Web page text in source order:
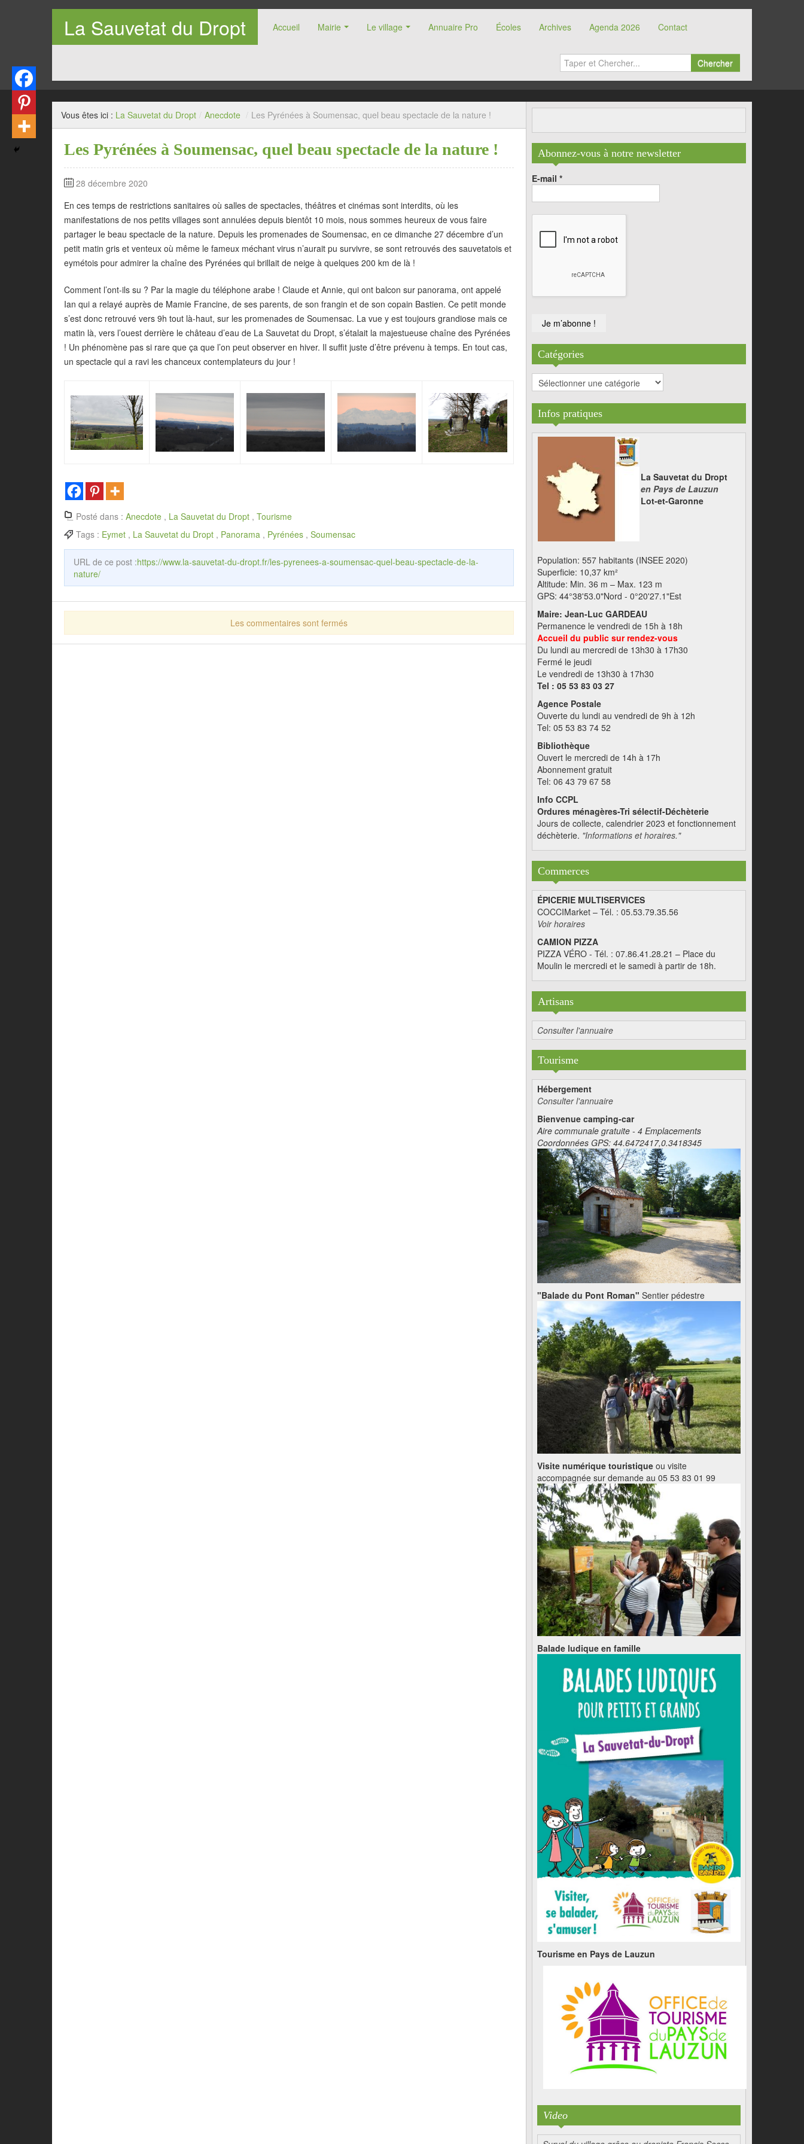
La Sauvetat du Dropt Accueil Mairie Le village Annuaire Pro Écoles Archives Agenda 2026 Contact
Chercher
Vous êtes ici : La Sauvetat du Dropt / Anecdote / Les Pyrénées à Soumensac, quel beau spectacle de la nature !
Les Pyrénées à Soumensac, quel beau spectacle de la nature !
28 décembre 2020
En ces temps de restrictions sanitaires où salles de spectacles, théâtres et cinémas sont interdits, où les
manifestations de nos petits villages sont annulées depuis bientôt 10 mois, nous sommes heureux de vous faire
partager le beau spectacle de la nature. Depuis les promenades de Soumensac, en ce dimanche 27 décembre d’un
petit matin gris et venteux où même le fameux méchant virus n’aurait pu survivre, se sont retrouvés des sauvetatois et
eymétois pour admirer la chaîne des Pyrénées qui brillait de neige à quelques 200 km de là !
Comment l’ont-ils su ? Par la magie du téléphone arabe ! Claude et Annie, qui ont balcon sur panorama, ont appelé
Ian qui a relayé auprès de Mamie Francine, de ses parents, de son frangin et de son copain Bastien. Ce petit monde
s’est donc retrouvé vers 9h tout là-haut, sur les promenades de Soumensac. La vue y est toujours grandiose mais ce
matin là, vers l’ouest derrière le château d’eau de La Sauvetat du Dropt, s’étalait la majestueuse chaîne des Pyrénées
! Un phénomène pas si rare que ça que l’on peut observer en hiver. Il suffit juste d’être prévenu à temps. En tout cas,
un spectacle qui a ravi les chanceux contemplateurs du jour !
Posté dans : Anecdote , La Sauvetat du Dropt , Tourisme
Tags : Eymet , La Sauvetat du Dropt , Panorama , Pyrénées , Soumensac
URL de ce post :https://www.la-sauvetat-du-dropt.fr/les-pyrenees-a-soumensac-quel-beau-spectacle-de-la-
nature/
Les commentaires sont fermés
Abonnez-vous à notre newsletter
E-mail *
Catégories
Catégories
Infos pratiques
La Sauvetat du Dropt
en Pays de Lauzun
Lot-et-Garonne
Population: 557 habitants (INSEE 2020)
Superficie: 10,37 km²
Altitude: Min. 36 m – Max. 123 m
GPS: 44°38'53.0"Nord - 0°20'27.1"Est
Maire: Jean-Luc GARDEAU
Permanence le vendredi de 15h à 18h
Accueil du public sur rendez-vous
Du lundi au mercredi de 13h30 à 17h30
Fermé le jeudi
Le vendredi de 13h30 à 17h30
Tel : 05 53 83 03 27
Agence Postale
Ouverte du lundi au vendredi de 9h à 12h
Tel: 05 53 83 74 52
Bibliothèque
Ouvert le mercredi de 14h à 17h
Abonnement gratuit
Tel: 06 43 79 67 58
Info CCPL
Ordures ménagères-Tri sélectif-Déchèterie
Jours de collecte, calendrier 2023 et fonctionnement
déchèterie. "Informations et horaires."
Commerces
ÉPICERIE MULTISERVICES
COCCIMarket – Tél. : 05.53.79.35.56
Voir horaires
CAMION PIZZA
PIZZA VÉRO - Tél. : 07.86.41.28.21 – Place du
Moulin le mercredi et le samedi à partir de 18h.
Artisans
Consulter l'annuaire
Tourisme
Hébergement
Consulter l'annuaire
Bienvenue camping-car
Aire communale gratuite - 4 Emplacements
Coordonnées GPS: 44.6472417,0.3418345
"Balade du Pont Roman" Sentier pédestre
Visite numérique touristique ou visite
accompagnée sur demande au 05 53 83 01 99
Balade ludique en famille
Tourisme en Pays de Lauzun
Video